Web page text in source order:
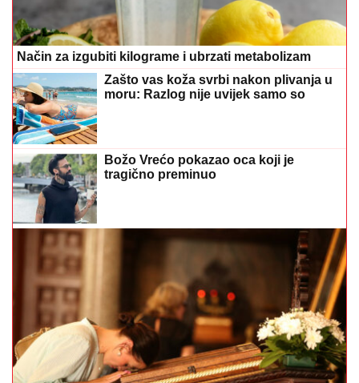
Način za izgubiti kilograme i ubrzati metabolizam
Zašto vas koža svrbi nakon plivanja u
moru: Razlog nije uvijek samo so
Božo Vrećo pokazao oca koji je
tragično preminuo